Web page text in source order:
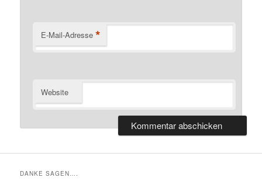
E-Mail-Adresse *
Website
DANKE SAGEN….